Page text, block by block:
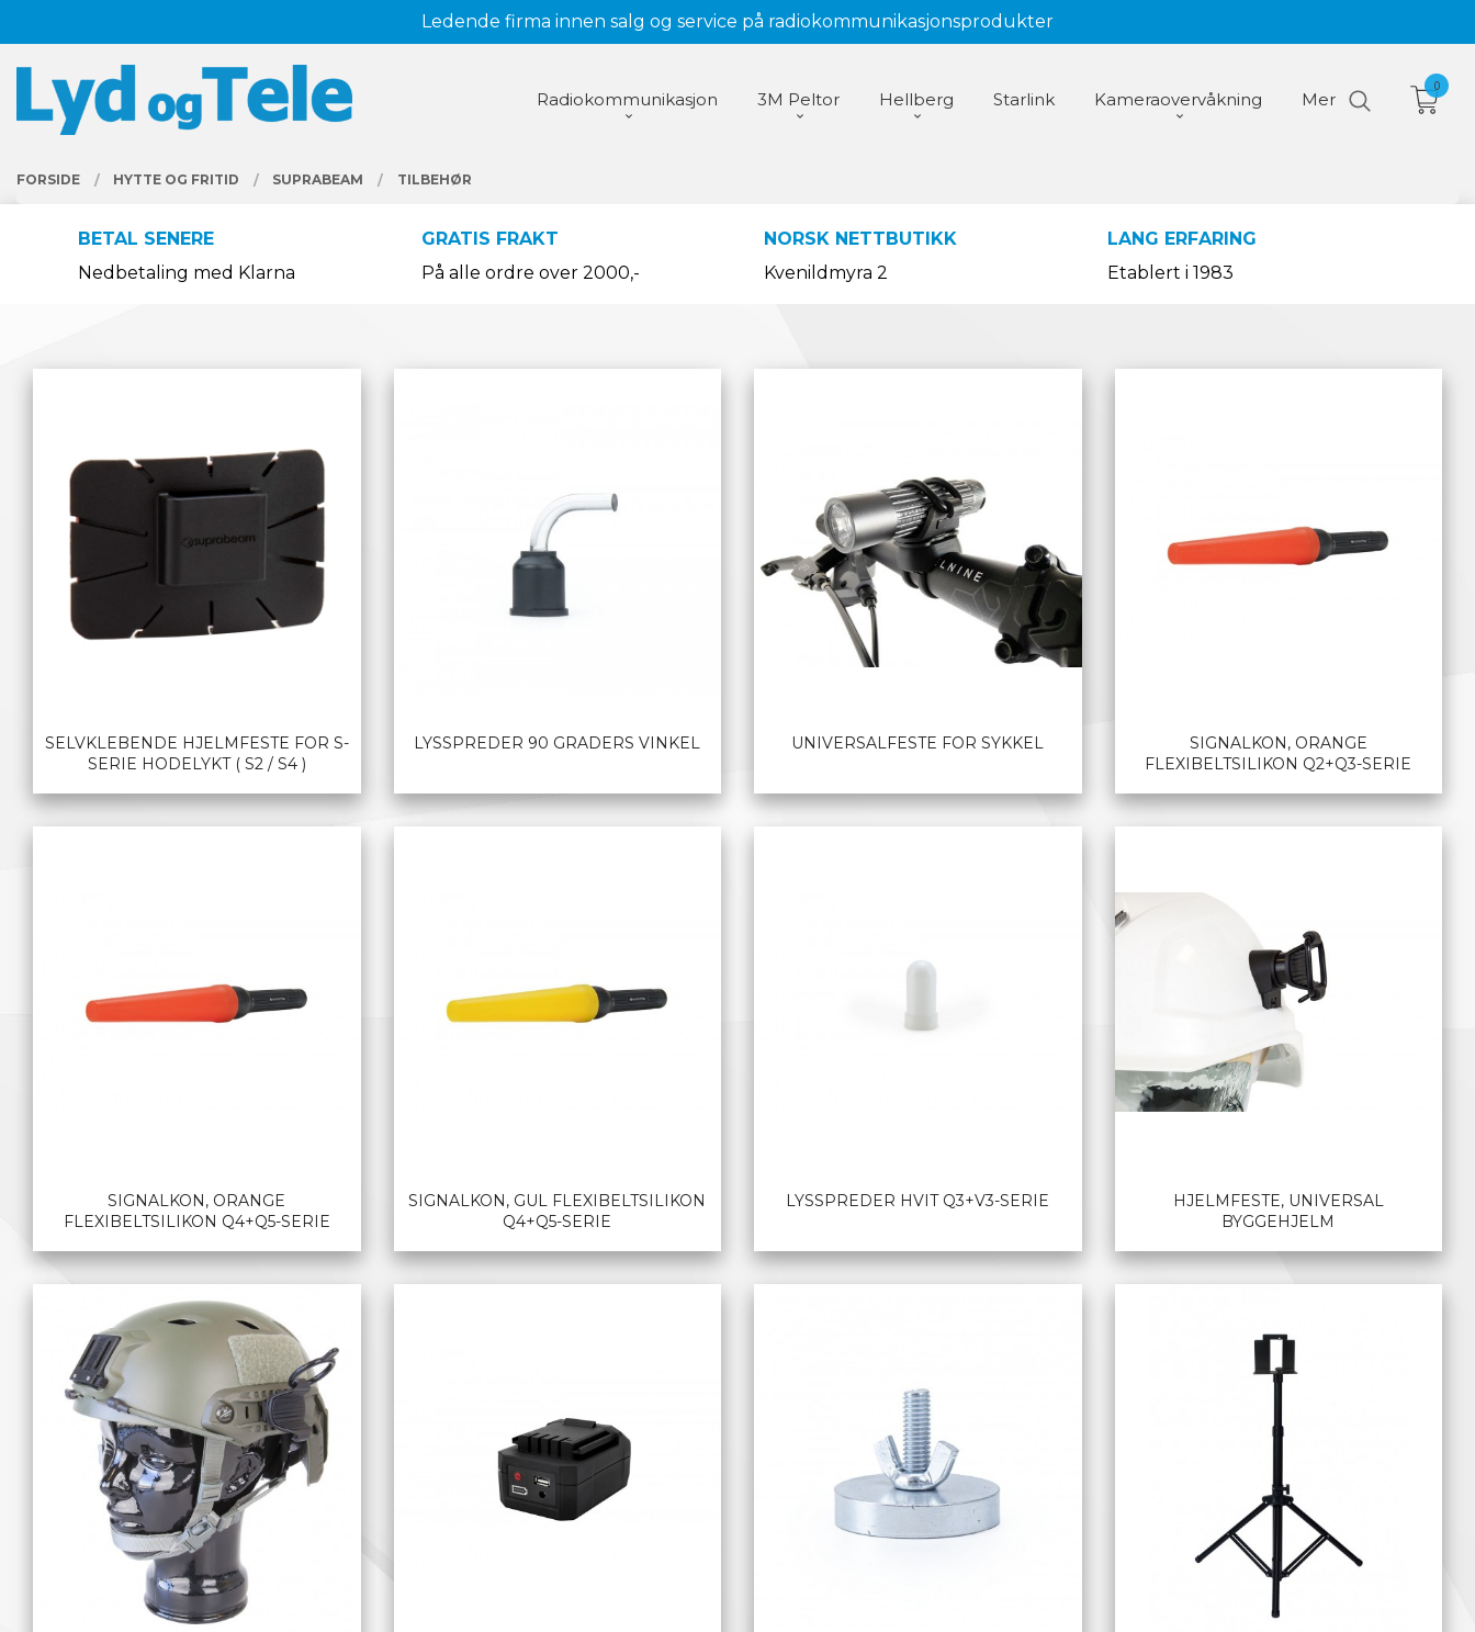
til
innholdet
Ledende firma innen salg og service på radiokommunikasjonsprodukter
PRODUKTER
Radiokommunikasjon 3M Peltor Hellberg Starlink Kameraovervåkning Mer
0
FORSIDE HYTTE OG FRITID SUPRABEAM TILBEHØR
BETAL SENERE
Nedbetaling med Klarna
GRATIS FRAKT
På alle ordre over 2000,-
NORSK NETTBUTIKK
Kvenildmyra 2
LANG ERFARING
Etablert i 1983
SELVKLEBENDE HJELMFESTE FOR S-
SERIE HODELYKT ( S2 / S4 )
LYSSPREDER 90 GRADERS VINKEL UNIVERSALFESTE FOR SYKKEL
SIGNALKON, ORANGE
FLEXIBELTSILIKON Q2+Q3-SERIE
SIGNALKON, ORANGE
FLEXIBELTSILIKON Q4+Q5-SERIE
SIGNALKON, GUL FLEXIBELTSILIKON
Q4+Q5-SERIE
LYSSPREDER HVIT Q3+V3-SERIE
HJELMFESTE, UNIVERSAL
BYGGEHJELM